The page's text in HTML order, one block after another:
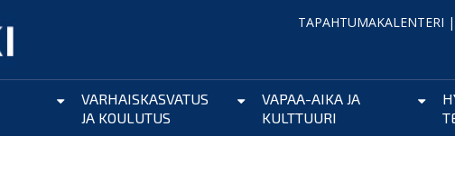
TAPAHTUMAKALENTERI |
VARHAISKASVATUS
JA KOULUTUS
VAPAA-AIKA JA
KULTTUURI